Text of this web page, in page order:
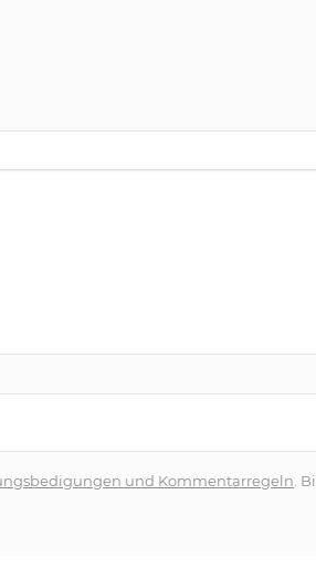
und Kommentarregeln .